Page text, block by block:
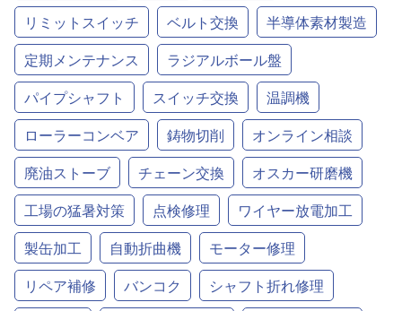
リミットスイッチ
ベルト交換
半導体素材製造
定期メンテナンス
ラジアルボール盤
パイプシャフト
スイッチ交換
温調機
ローラーコンベア
鋳物切削
オンライン相談
廃油ストーブ
チェーン交換
オスカー研磨機
工場の猛暑対策
点検修理
ワイヤー放電加工
製缶加工
自動折曲機
モーター修理
リペア補修
バンコク
シャフト折れ修理